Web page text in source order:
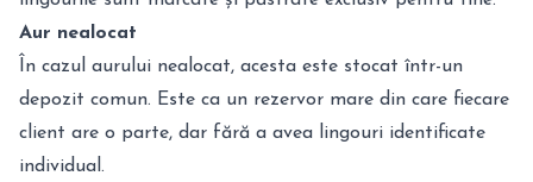
Aur nealocat
În cazul aurului nealocat, acesta este stocat într-un
depozit comun. Este ca un rezervor mare din care fiecare
client are o parte, dar fără a avea lingouri identificate
individual.